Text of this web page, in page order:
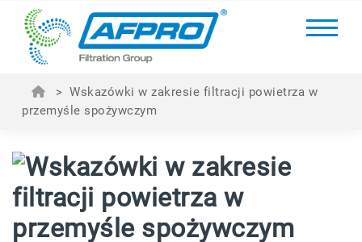
> Wskazówki w zakresie filtracji powietrza w
przemyśle spożywczym